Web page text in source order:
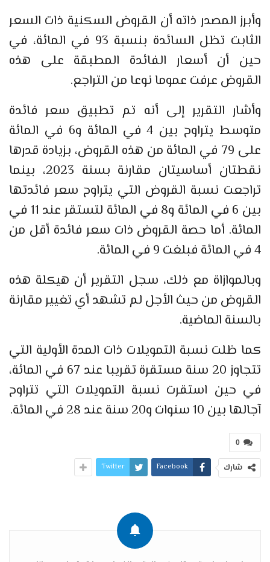
وأبرز المصدر ذاته أن القروض السكنية ذات السعر
الثابت تظل السائدة بنسبة 93 في المائة، في
حين أن أسعار الفائدة المطبقة على هذه
القروض عرفت عموما نوعا من التراجع.
وأشار التقرير إلى أنه تم تطبيق سعر فائدة
متوسط يتراوح بين 4 في المائة و6 في المائة
على 79 في المائة من هذه القروض، بزيادة قدرها
نقطتان أساسيتان مقارنة بسنة 2023، بينما
تراجعت نسبة القروض التي يتراوح سعر فائدتها
بين 6 في المائة و8 في المائة لتستقر عند 11 في
المائة. أما حصة القروض ذات سعر فائدة أقل من
4 في المائة فبلغت 9 في المائة.
وبالموازاة مع ذلك، سجل التقرير أن هيكلة هذه
القروض من حيث الأجل لم تشهد أي تغيير مقارنة
بالسنة الماضية.
كما ظلت نسبة التمويلات ذات المدة الأولية التي
تتجاوز 20 سنة مستقرة تقريبا عند 67 في المائة،
في حين استقرت نسبة التمويلات التي تتراوح
آجالها بين 10 سنوات و20 سنة عند 28 في المائة.
0
شارك Facebook
Twitter